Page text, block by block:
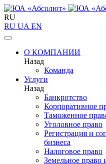
RU
RU UA EN
О КОМПАНИИ
Назад
Команда
Услуги
Назад
Банкротство
Корпоративное
Таможенное
Уголовное право
Регистрация и
бизнеса
Налоговое право
Земельное право